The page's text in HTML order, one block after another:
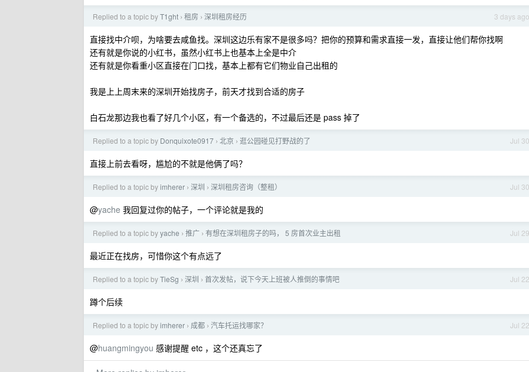
3 days ago
Replied to a topic byT1ght › 租房 › 深圳租房经历
直接找中介呗，为啥要去咸鱼找。深圳这边乐有家不是很多吗？把你的预算和需求直接一发，直接让他们帮你找啊
还有就是你说的小红书，虽然小红书上也基本上全是中介
还有就是你看重小区直接在门口找，基本上都有它们物业自己出租的
我是上上周末来的深圳开始找房子，前天才找到合适的房子
白石龙那边我也看了好几个小区，有一个备选的，不过最后还是 pass 掉了
Jul 30
Replied to a topic by Donquixote0917 › 北京 › 逛公园碰见打野战的了
直接上前去看呀，尴尬的不就是他俩了吗？
Jul 30
Replied to a topic byimherer › 深圳 › 深圳租房咨询（整租）
@yache 我回复过你的帖子，一个评论就是我的
Jul 29
Replied to a topic byyache › 推广 › 有想在深圳租房子的吗， 5 房首次业主出租
最近正在找房，可惜你这个有点远了
Jul 22
Replied to a topic byTieSg › 深圳 › 首次发帖，说下今天上班被人推倒的事情吧
蹲个后续
Jul 22
Replied to a topic byimherer › 成都 › 汽车托运找哪家？
@huangmingyou 感谢提醒 etc ，这个还真忘了